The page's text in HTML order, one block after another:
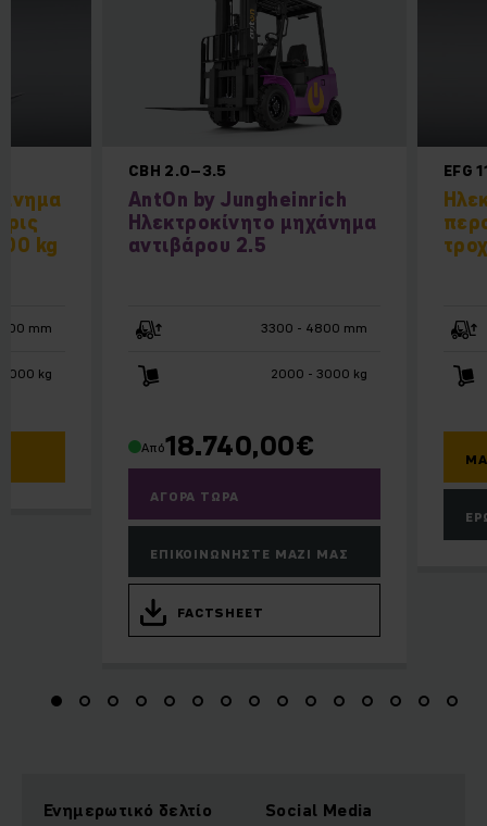
CBH 2.0–3.5
AntOn by Jungheinrich
Ηλεκτροκίνητο μηχάνημα
αντιβάρου 2.5
3300 - 4800 mm
2000 - 3000 kg
Από €
18.740,00
ΑΓΟΡΆ ΤΏΡΑ
ΕΠΙΚΟΙΝΩΝΉΣΤΕ ΜΑΖΊ ΜΑΣ
FACTSHEET
EFG
kg
mm
kg
Ενημερωτικό δελτίο Social Media